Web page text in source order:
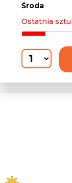
Środa
Ostatnia